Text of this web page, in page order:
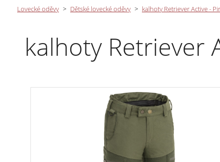
Lovecké oděvy > Dětské lovecké oděvy > kalhoty Retriever Active -
kalhoty Retriever